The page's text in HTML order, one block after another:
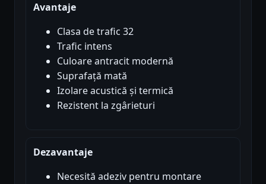
Avantaje
Clasa de trafic 32
Trafic intens
Culoare antracit modernă
Suprafață mată
Izolare acustică și termică
Rezistent la zgârieturi
Dezavantaje
Necesită adeziv pentru montare